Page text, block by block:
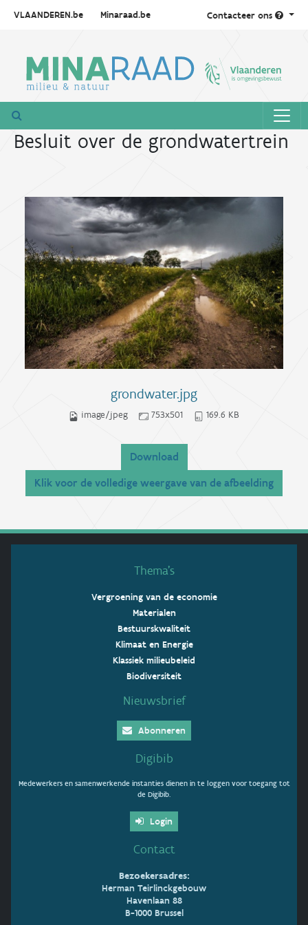
VLAANDEREN.be Minaraad.be Contacteer ons
Besluit over de grondwatertrein
grondwater.jpg
image/jpeg 753x501 169.6 KB
Download
Klik voor de volledige weergave van de afbeelding
Thema’s
Vergroening van de economie
Materialen
Bestuurskwaliteit
Klimaat en Energie
Klassiek milieubeleid
Biodiversiteit
Nieuwsbrief
Abonneren
Digibib
Medewerkers en samenwerkende instanties dienen in te loggen voor toegang tot
de Digibib.
Login
Contact
Bezoekersadres:
Herman Teirlinckgebouw
Havenlaan 88
B-1000 Brussel